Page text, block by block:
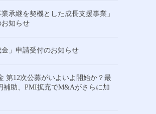
承継を契機とした成長支援事業」
知らせ
金」申請受付のお知らせ
第12次公募がいよいよ開始か？最
補助、PMI拡充でM&Aがさらに加